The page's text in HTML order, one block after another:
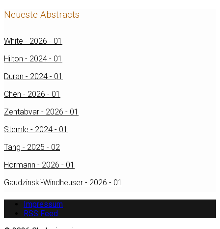
Neueste Abstracts
White - 2026 - 01
Hilton - 2024 - 01
Duran - 2024 - 01
Chen - 2026 - 01
Zehtabvar - 2026 - 01
Stemle - 2024 - 01
Tang - 2025 - 02
Hörmann - 2026 - 01
Gaudzinski-Windheuser - 2026 - 01
Impressum
RSS Feed